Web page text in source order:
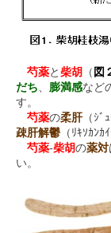
芍薬と 柴胡 （ 図
だち
膨満感など
す。
芍薬の柔肝（ｼﾞ
疎肝解鬱 （ﾘｷｿｶﾝ
芍薬-柴胡の薬対
い。